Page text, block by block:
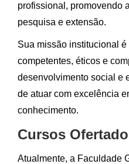
profissional, promovendo
pesquisa e extensão.
Sua missão institucional
competentes, éticos e
desenvolvimento social e
de atuar com excelência
conhecimento.
Cursos
Atualmente, a Faculdade